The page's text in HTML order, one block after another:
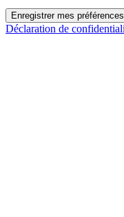
Enregistrer mes préférences
Déclaration de